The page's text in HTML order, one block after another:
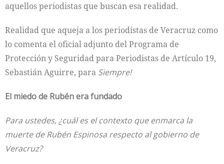
aquellos periodistas que buscan esa realidad.
Realidad que aqueja a los periodistas de Veracruz como
lo comenta el oficial adjunto del Programa de
Protección y Seguridad para Periodistas de Artículo 19,
Sebastián Aguirre, para Siempre!
El miedo de Rubén era fundado
Para ustedes, ¿cuál es el contexto que enmarca la
muerte de Rubén Espinosa respecto al gobierno de
Veracruz?